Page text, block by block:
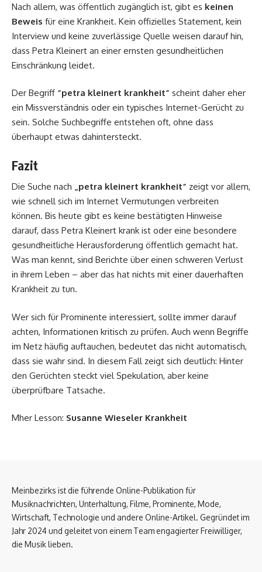
Nach allem, was öffentlich zugänglich ist, gibt es keinen
Beweis für eine Krankheit. Kein offizielles Statement, kein
Interview und keine zuverlässige Quelle weisen darauf hin,
dass Petra Kleinert an einer ernsten gesundheitlichen
Einschränkung leidet.
Der Begriff “petra kleinert krankheit” scheint daher eher
ein Missverständnis oder ein typisches Internet-Gerücht zu
sein. Solche Suchbegriffe entstehen oft, ohne dass
überhaupt etwas dahintersteckt.
Fazit
Die Suche nach „petra kleinert krankheit“ zeigt vor allem,
wie schnell sich im Internet Vermutungen verbreiten
können. Bis heute gibt es keine bestätigten Hinweise
darauf, dass Petra Kleinert krank ist oder eine besondere
gesundheitliche Herausforderung öffentlich gemacht hat.
Was man kennt, sind Berichte über einen schweren Verlust
in ihrem Leben – aber das hat nichts mit einer dauerhaften
Krankheit zu tun.
Wer sich für Prominente interessiert, sollte immer darauf
achten, Informationen kritisch zu prüfen. Auch wenn Begriffe
im Netz häufig auftauchen, bedeutet das nicht automatisch,
dass sie wahr sind. In diesem Fall zeigt sich deutlich: Hinter
den Gerüchten steckt viel Spekulation, aber keine
überprüfbare Tatsache.
Mher Lesson: Susanne Wieseler Krankheit
Meinbezirks ist die führende Online-Publikation für
Musiknachrichten, Unterhaltung, Filme, Prominente, Mode,
Wirtschaft, Technologie und andere Online-Artikel. Gegründet im
Jahr 2024 und geleitet von einem Team engagierter Freiwilliger,
die Musik lieben.